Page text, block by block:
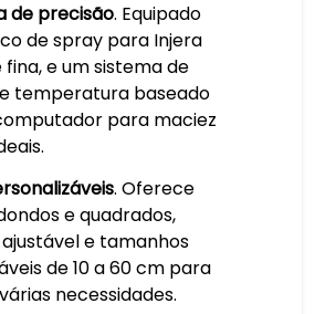
de precisão. Equipado
de spray para Injera
e um sistema de
temperatura baseado
para maciez
. Oferece
e quadrados,
e tamanhos
de 10 a 60 cm para
necessidades.